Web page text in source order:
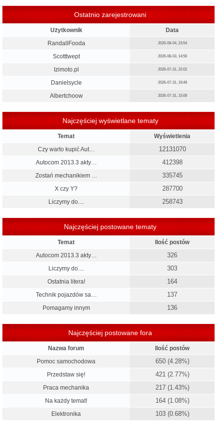
Ostatnio zarejestrowani
Użytkownik
Data
RandallFooda
2026-08-04, 23:54
Scotttwept 2026-08-03, 14:56
Izimoto.pl 2026-07-31, 22:02
Danielsycle 2026-07-31, 19:49
Albertchoow 2026-07-31, 15:08
Najczęściej wyświetlane tematy
Temat
Wyświetlenia
Czy warto kupić Aut…
12131070
Autocom 2013.3 akty… 412398
Zostań mechanikiem … 335745
X czy Y? 287700
Liczymy do.... 258743
Najczęściej postowane tematy
Temat
Ilość postów
Autocom 2013.3 akty…
326
Liczymy do.... 303
Ostatnia litera! 164
Technik pojazdów sa… 137
Pomagamy innym 136
Najczęściej postowane fora
Nazwa forum
Ilość postów
Pomoc samochodowa
650 (4.28%)
Przedstaw się! 421 (2.77%)
Praca mechanika 217 (1.43%)
Na każdy temat! 164 (1.08%)
Elektronika 103 (0.68%)